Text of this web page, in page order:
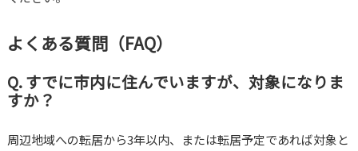
よくある質問（FAQ）
Q. すでに市内に住んでいますが、対象になりま
すか？
周辺地域への転居から3年以内、または転居予定であれば対象と